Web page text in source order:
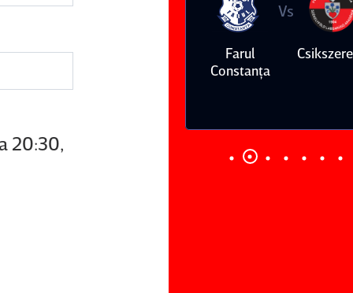
20:30,
Farul
Vs
Dinamo
Vs
FC